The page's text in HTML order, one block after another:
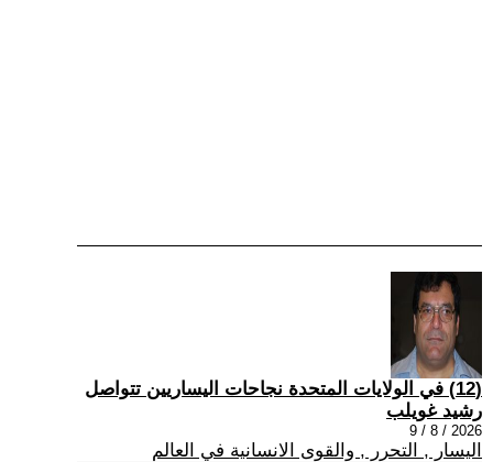
(12) في الولايات المتحدة نجاحات اليساريين تتواصل
رشيد غويلب
2026 / 8 / 9
اليسار , التحرر , والقوى الانسانية في العالم